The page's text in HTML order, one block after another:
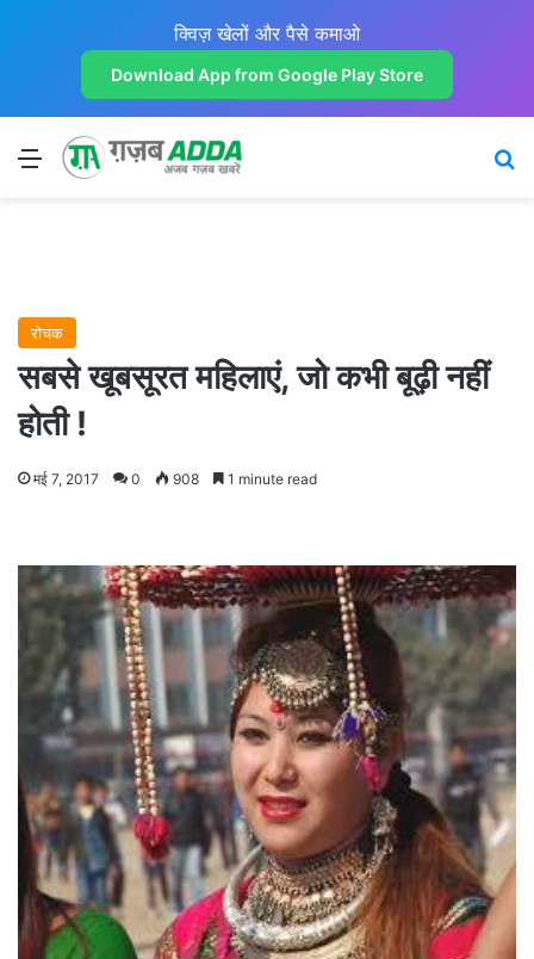
क्विज़ खेलों और पैसे कमाओ
Download App from Google Play Store
Menu
रोचक
सबसे खूबसूरत महिलाएं, जो कभी बूढ़ी नहीं
होती !
मई 7, 2017 0 908 1 minute read